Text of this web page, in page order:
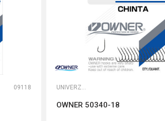
09118 UNIVERZALNE UDICE
OWNER 50340-18